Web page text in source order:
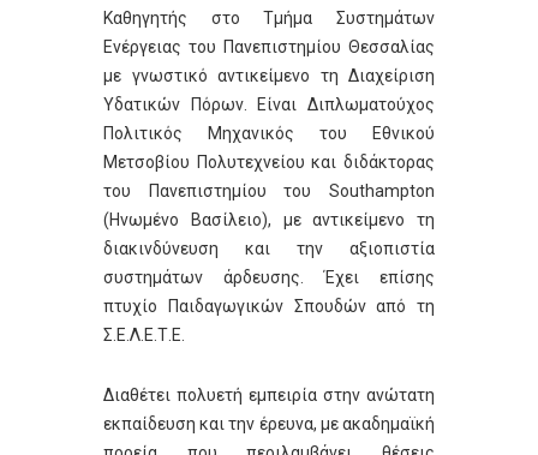
Καθηγητής στο Τμήμα Συστημάτων
Ενέργειας του Πανεπιστημίου Θεσσαλίας
με γνωστικό αντικείμενο τη Διαχείριση
Υδατικών Πόρων. Είναι Διπλωματούχος
Πολιτικός Μηχανικός του Εθνικού
Μετσοβίου Πολυτεχνείου και διδάκτορας
του Πανεπιστημίου του Southampton
(Ηνωμένο Βασίλειο), με αντικείμενο τη
διακινδύνευση και την αξιοπιστία
συστημάτων άρδευσης. Έχει επίσης
πτυχίο Παιδαγωγικών Σπουδών από τη
Σ.Ε.Λ.Ε.Τ.Ε.
Διαθέτει πολυετή εμπειρία στην ανώτατη
εκπαίδευση και την έρευνα, με ακαδημαϊκή